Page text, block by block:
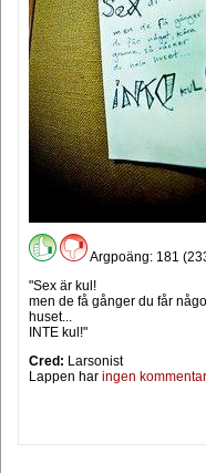
Argpoäng: 181
"Sex är kul!
men de få gånger du får
huset...
INTE kul!"
Cred: Larsonist
Lappen har ingen kommentar